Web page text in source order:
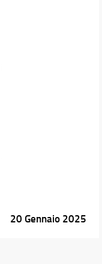
20 Gennaio 2025